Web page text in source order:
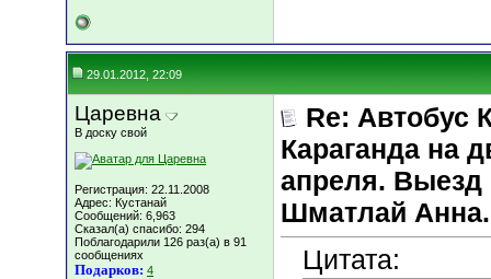
29.01.2012, 22:09
Царевна
В доску свой
Регистрация: 22.11.2008
Адрес: Кустанай
Сообщений: 6,963
Сказал(а) спасибо: 294
Поблагодарили 126 раз(а) в 91
сообщениях
Подарков: 4
Re: Автобус
Караганда на
апреля. Выезд
Шматлай Анна.
Цитата: